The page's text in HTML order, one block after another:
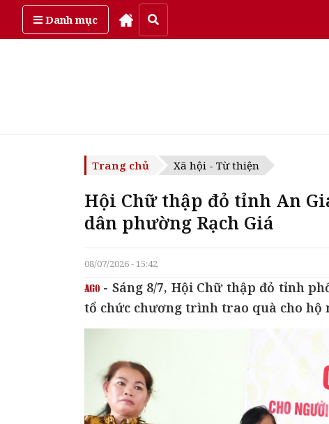
Danh mụcThứ bảy, ngày 8/08/2026
Trang chủ Xã hội - Từ thiện
Hội Chữ thập đỏ tỉnh An
dân phường Rạch Giá
08/07/2026 - 15:42
- Sáng 8/7, Hội Chữ thập đỏ tỉnh
tổ chức chương trình trao quà cho hộ